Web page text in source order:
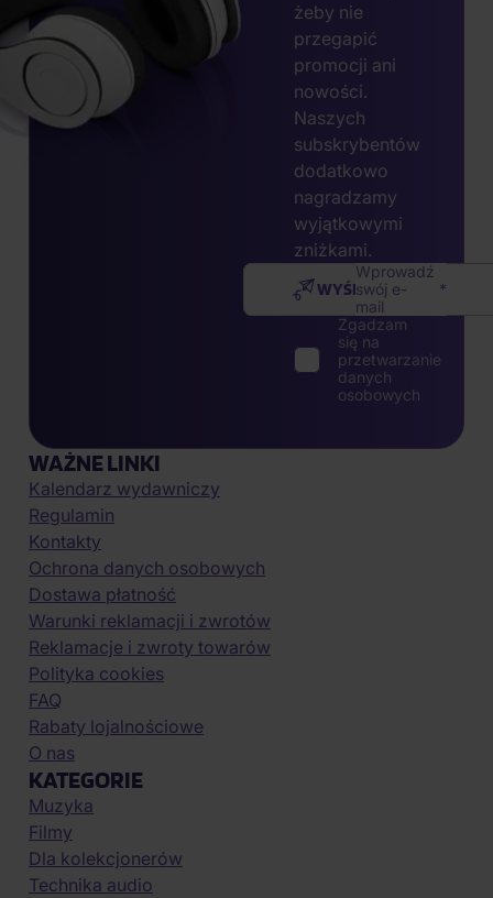
żeby nie
przegapić
promocji ani
nowości.
Naszych
subskrybentów
dodatkowo
nagradzamy
wyjątkowymi
zniżkami.
Wprowadź
swój e-
mail
WYŚLIJ
Zgadzam
się na
przetwarzanie
danych
osobowych
WAŻNE LINKI
Kalendarz wydawniczy
Regulamin
Kontakty
Ochrona danych osobowych
Dostawa płatność
Warunki reklamacji i zwrotów
Reklamacje i zwroty towarów
Polityka cookies
FAQ
Rabaty lojalnościowe
O nas
KATEGORIE
Muzyka
Filmy
Dla kolekcjonerów
Technika audio